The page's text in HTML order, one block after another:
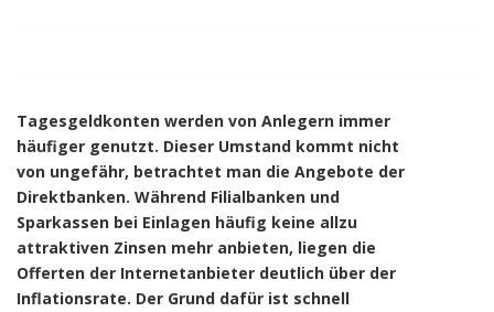
Tagesgeldkonten werden von Anlegern immer
häufiger genutzt. Dieser Umstand kommt nicht
von ungefähr, betrachtet man die Angebote der
Direktbanken. Während Filialbanken und
Sparkassen bei Einlagen häufig keine allzu
attraktiven Zinsen mehr anbieten, liegen die
Offerten der Internetanbieter deutlich über der
Inflationsrate. Der Grund dafür ist schnell